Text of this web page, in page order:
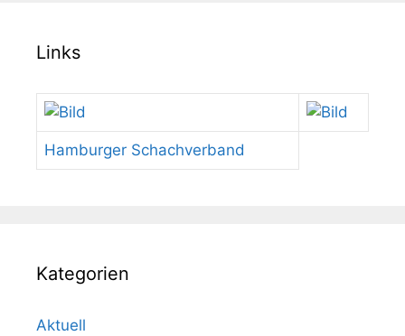
Links
Hamburger Schachverband
Kategorien
Aktuell